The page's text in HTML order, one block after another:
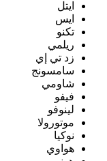
ايتل
ايس
تكنو
ريلمي
زد تي إي
سامسونج
شاومي
فيفو
لينوفو
موتورولا
نوكيا
هواوي